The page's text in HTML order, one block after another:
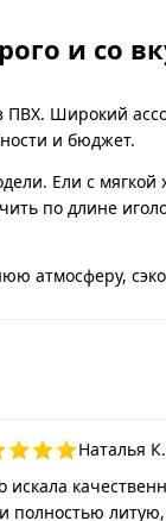
и со
ПВХ. Широкий
и бюджет.
Ели с мягкой
по длине
атмосферу,
Наталья К.
искала
полностью